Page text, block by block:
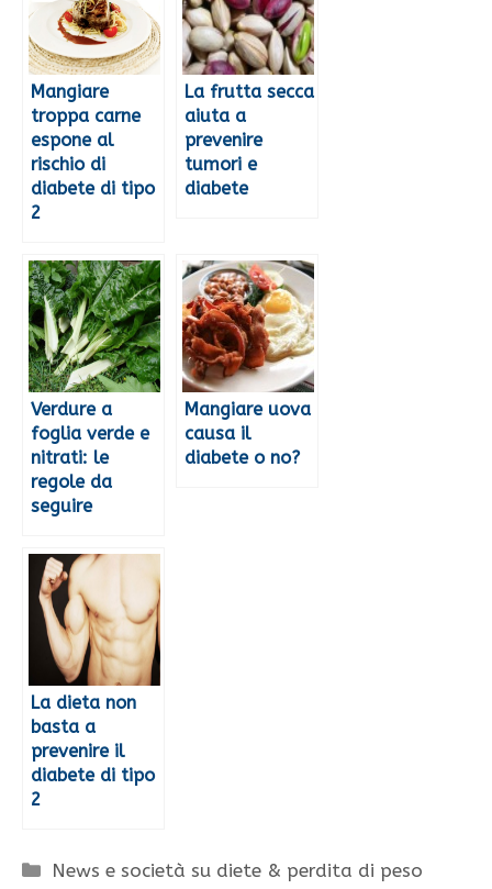
Mangiare
troppa carne
espone al
rischio di
diabete di tipo
2
La frutta secca
aiuta a
prevenire
tumori e
diabete
Verdure a
foglia verde e
nitrati: le
regole da
seguire
Mangiare uova
causa il
diabete o no?
La dieta non
basta a
prevenire il
diabete di tipo
2
Categorie
News e società su diete & perdita di peso